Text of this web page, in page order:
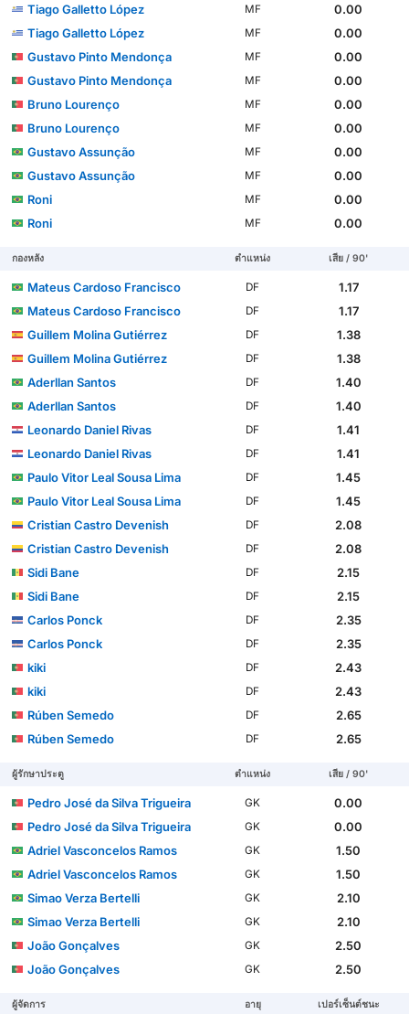
Tiago Galletto López
MF
0.00
Tiago Galletto López
MF
0.00
Gustavo Pinto Mendonça
MF
0.00
Gustavo Pinto Mendonça
MF
0.00
Bruno Lourenço
MF
0.00
Bruno Lourenço
MF
0.00
Gustavo Assunção
MF
0.00
Gustavo Assunção
MF
0.00
Roni
MF
0.00
Roni
MF 0.00
กองหลัง ตำแหน่ง เสีย / 90'
Mateus Cardoso Francisco DF
1.17
Mateus Cardoso Francisco
DF
1.17
Guillem Molina Gutiérrez
DF
1.38
Guillem Molina Gutiérrez
DF
1.38
Aderllan Santos
DF
1.40
Aderllan Santos
DF
1.40
Leonardo Daniel Rivas
DF
1.41
Leonardo Daniel Rivas
DF
1.41
Paulo Vitor Leal Sousa Lima
DF
1.45
Paulo Vitor Leal Sousa Lima
DF
1.45
Cristian Castro Devenish
DF
2.08
Cristian Castro Devenish
DF
2.08
Sidi Bane
DF
2.15
Sidi Bane
DF
2.15
Carlos Ponck
DF
2.35
Carlos Ponck
DF
2.35
kiki
DF
2.43
kiki
DF
2.43
Rúben Semedo
DF
2.65
Rúben Semedo
DF 2.65
ผู้รักษาประตู ตำแหน่ง เสีย / 90'
Pedro José da Silva Trigueira GK
0.00
Pedro José da Silva Trigueira
GK
0.00
Adriel Vasconcelos Ramos
GK
1.50
Adriel Vasconcelos Ramos
GK
1.50
Simao Verza Bertelli
GK
2.10
Simao Verza Bertelli
GK
2.10
João Gonçalves
GK
2.50
João Gonçalves
GK 2.50
ผู้จัดการ อายุ เปอร์เซ็นต์ชนะ